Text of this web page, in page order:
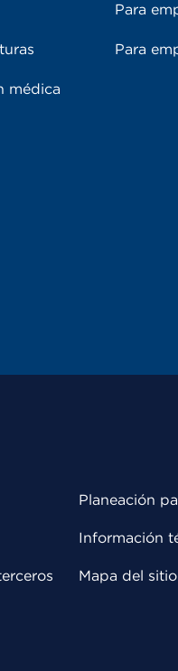
médica
Para
Para
Planeación
Información
Mapa del sitio